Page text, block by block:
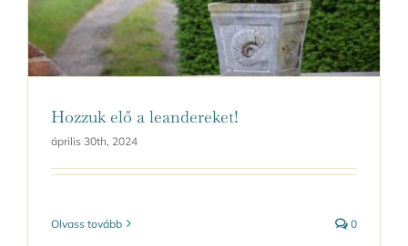
Hozzuk elő a leandereket!
április 30th, 2024
Olvass tovább 0